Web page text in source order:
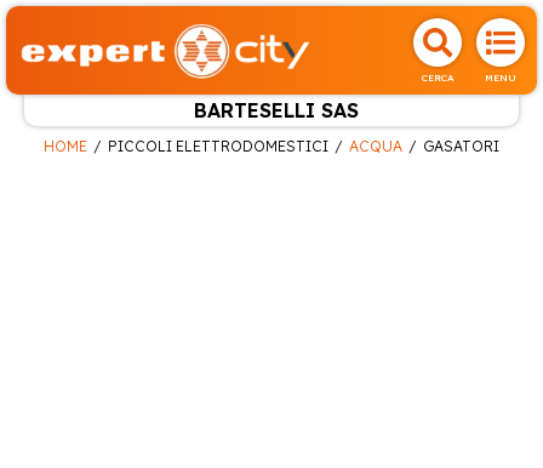
CERCA MENU
BARTESELLI SAS
HOME PICCOLI ELETTRODOMESTICI ACQUA GASATORI